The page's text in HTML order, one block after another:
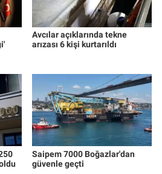
Avcılar açıklarında tekne
arızası 6 kişi kurtarıldı
Saipem 7000 Boğazlar'dan
güvenle geçti